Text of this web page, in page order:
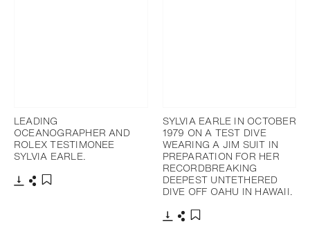
LEADING
OCEANOGRAPHER AND
ROLEX TESTIMONEE
SYLVIA EARLE.
SYLVIA EARLE IN OCTOBER
1979 ON A TEST DIVE
WEARING A JIM SUIT IN
PREPARATION FOR HER
RECORDBREAKING
DEEPEST UNTETHERED
DIVE OFF OAHU IN HAWAII.